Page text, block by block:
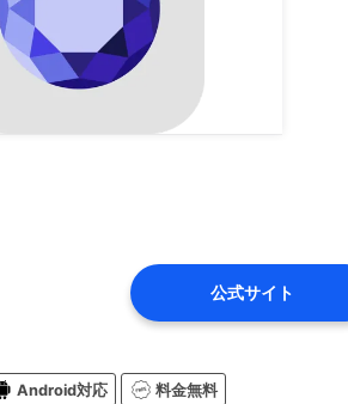
公式サイト
Android対応 料金無料